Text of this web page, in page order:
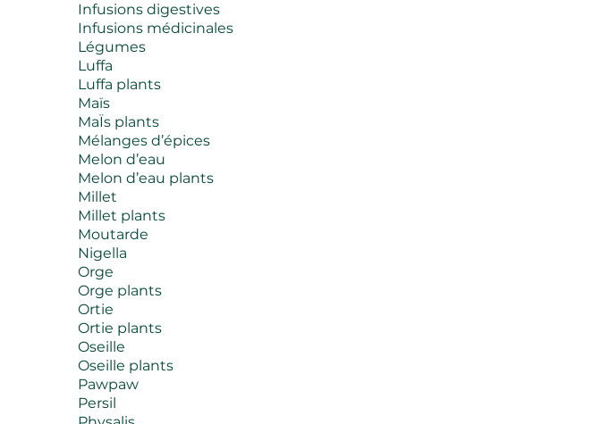
Infusions digestives
Infusions médicinales
Légumes
Luffa
Luffa plants
Maïs
MaÏs plants
Mélanges d’épices
Melon d’eau
Melon d’eau plants
Millet
Millet plants
Moutarde
Nigella
Orge
Orge plants
Ortie
Ortie plants
Oseille
Oseille plants
Pawpaw
Persil